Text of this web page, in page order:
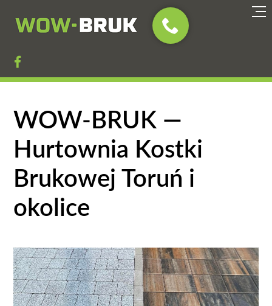

WOW-BRUK —
Hurtownia Kostki
Brukowej Toruń i
okolice